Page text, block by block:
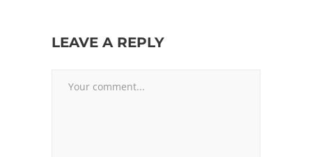
LEAVE A REPLY